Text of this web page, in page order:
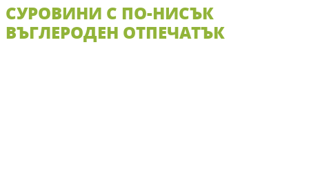
СУРОВИНИ С ПО-НИСЪК
ВЪГЛЕРОДЕН ОТПЕЧАТЪК